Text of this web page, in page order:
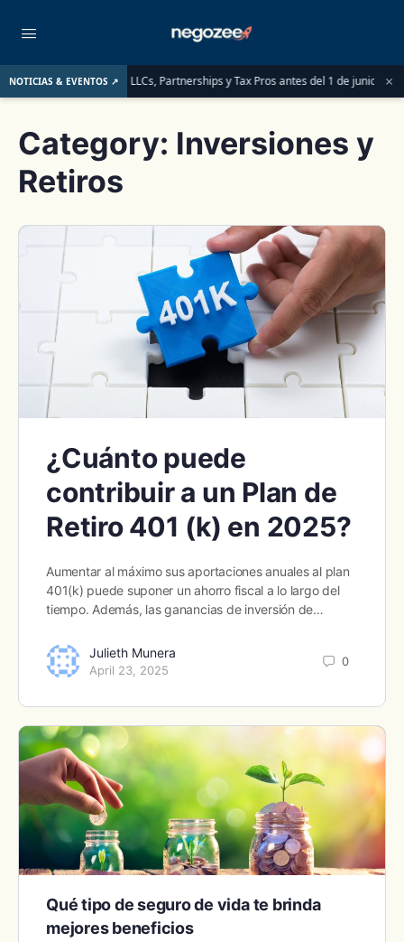
NOTICIAS & EVENTOS ↗
saber las LLCs, Partnerships y Tax Pros antes del 1 de junio de 2026 ×
Category: Inversiones y
Retiros
¿Cuánto puede
contribuir a un Plan de
Retiro 401 (k) en 2025?
Aumentar al máximo sus aportaciones anuales al plan
401(k) puede suponer un ahorro fiscal a lo largo del
tiempo. Además, las ganancias de inversión de…
Julieth Munera
April 23, 2025
0
Qué tipo de seguro de vida te brinda
mejores beneficios